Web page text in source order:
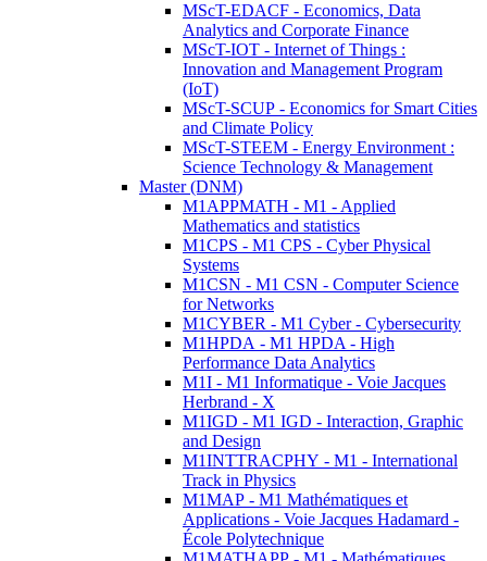
MScT-EDACF - Economics, Data
Analytics and Corporate Finance
MScT-IOT - Internet of Things :
Innovation and Management Program
(IoT)
MScT-SCUP - Economics for Smart Cities
and Climate Policy
MScT-STEEM - Energy Environment :
Science Technology & Management
Master (DNM)
M1APPMATH - M1 - Applied
Mathematics and statistics
M1CPS - M1 CPS - Cyber Physical
Systems
M1CSN - M1 CSN - Computer Science
for Networks
M1CYBER - M1 Cyber - Cybersecurity
M1HPDA - M1 HPDA - High
Performance Data Analytics
M1I - M1 Informatique - Voie Jacques
Herbrand - X
M1IGD - M1 IGD - Interaction, Graphic
and Design
M1INTTRACPHY - M1 - International
Track in Physics
M1MAP - M1 Mathématiques et
Applications - Voie Jacques Hadamard -
École Polytechnique